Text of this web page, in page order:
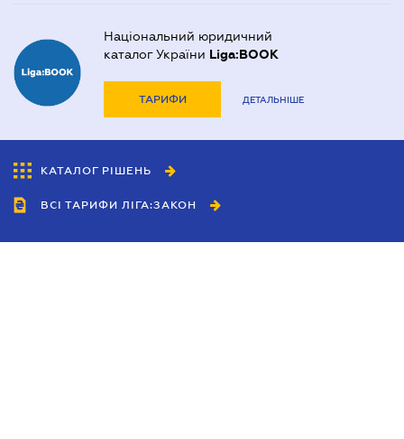
Національний юридичний
каталог України Liga:BOOK
ТАРИФИ ДЕТАЛЬНІШЕ
КАТАЛОГ РІШЕНЬ
ВСІ ТАРИФИ ЛІГА:ЗАКОН